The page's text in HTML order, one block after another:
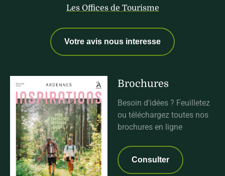
Les Offices de Tourisme
Votre avis nous interesse
Brochures
Besoin d'idées ? Feuilletez
ou téléchargez toutes nos
brochures en ligne
Consulter